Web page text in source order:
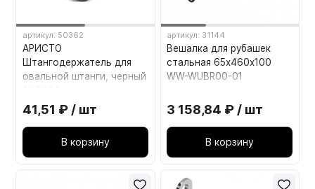
артикул: 50362
АРИСТО
Штангодержатель для
овальной штанги, черный
41,51 ₽ / шт
В корзину
артикул: 31144
Вешалка для рубашек
стальная 65х460х100
WW-WUBR00-01
3 158,84 ₽ / шт
В корзину